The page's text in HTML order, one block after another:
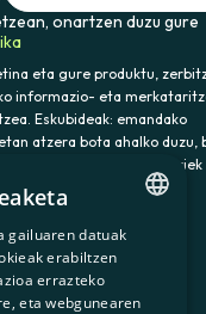
onartzen duzu gure
eta gure produktu,
informazio- eta
Eskubideak: emandako
atzera bota ahalko duzu,
eta ezabatu ere. Horiek
baliatzeko idatzi
datos.com helbidera.
Pribatutasun-politika
CATALAN
SPANISH
gailuaren datuak
erabiltzen
errazteko
eta webgunearen